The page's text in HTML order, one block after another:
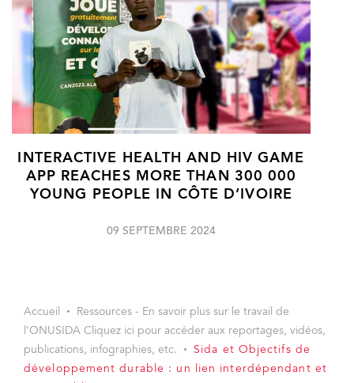
INTERACTIVE HEALTH AND HIV GAME
APP REACHES MORE THAN 300 000
YOUNG PEOPLE IN CÔTE D’IVOIRE
09 SEPTEMBRE 2024
Accueil
Ressources - En savoir plus sur le travail de
l’ONUSIDA Cliquez ici pour accéder aux reportages, vidéos,
publications, infographies, etc.
Sida et Objectifs de
développement durable : un lien interdépendant et